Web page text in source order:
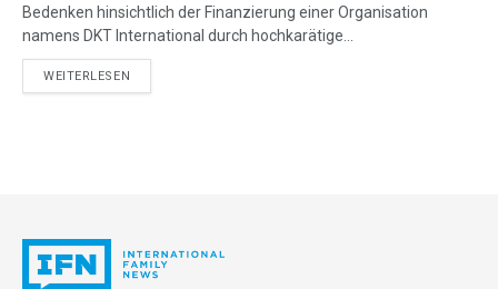
Bedenken hinsichtlich der Finanzierung einer Organisation
namens DKT International durch hochkarätige...
WEITERLESEN